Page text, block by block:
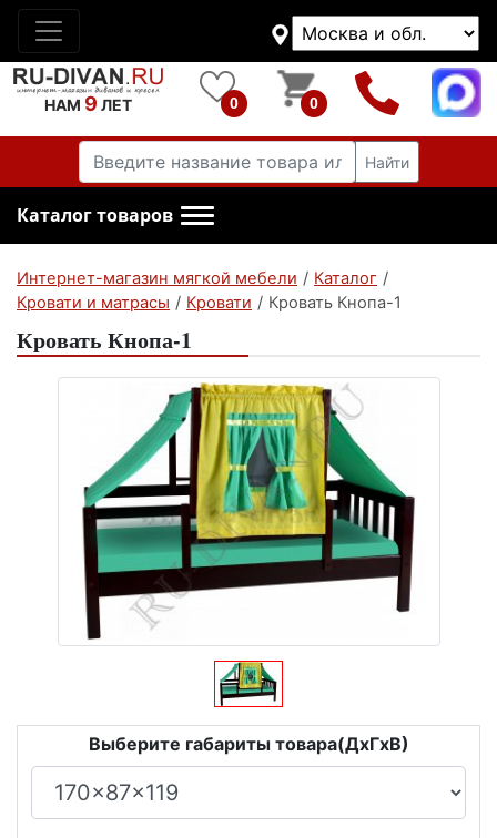
НАМ 9 ЛЕТ 0 0
Найти
Каталог товаров
Интернет-магазин мягкой мебели / Каталог /
Кровати и матрасы / Кровати / Кровать Кнопа-1
Кровать Кнопа-1
Выберите габариты товара(ДxГxВ)